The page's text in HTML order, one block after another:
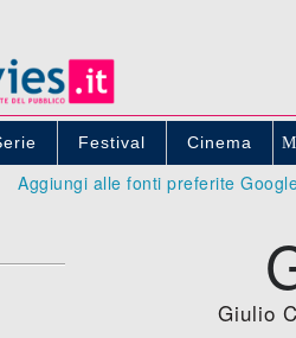
Festival Cinema
Aggiungi alle fonti preferite
Giulio